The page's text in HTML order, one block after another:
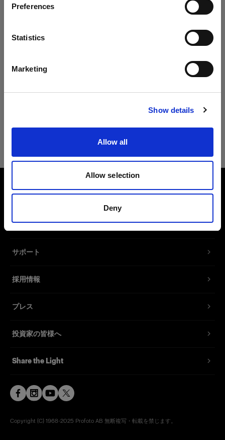
Preferences
Statistics
Marketing
Show details
Allow all
Allow selection
Deny
Austria
サイトにアクセス
が、後日再度ご確認いただきますようお願いいた
ちら
会社概要
お問い合わせ
サポート
採用情報
プレス
投資家の皆様へ
Share the Light
Copyright (C) 1968-2025 Profoto AB 無断複写・転載を禁じます。